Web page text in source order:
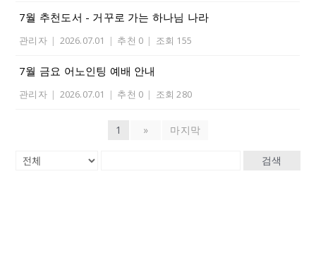
7월 추천도서 - 거꾸로 가는 하나님 나라
관리자 | 2026.07.01 | 추천 0 | 조회 155
7월 금요 어노인팅 예배 안내
관리자 | 2026.07.01 | 추천 0 | 조회 280
1 » 마지막
검색